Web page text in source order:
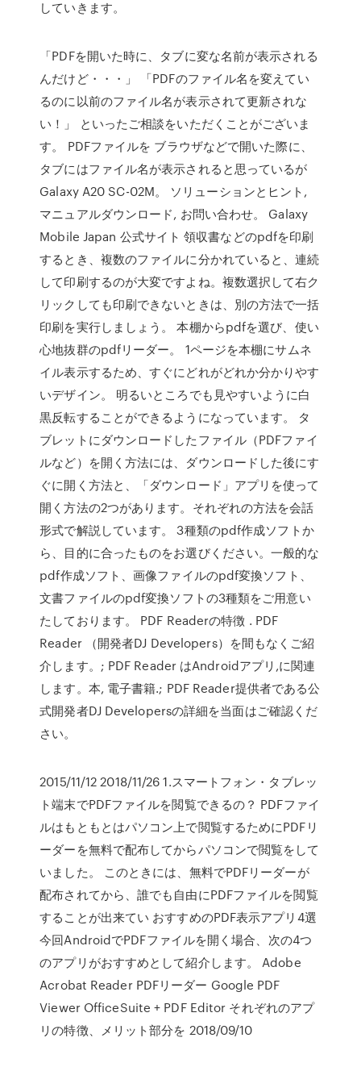
していきます。
「PDFを開いた時に、タブに変な名前が表示される
んだけど・・・」 「PDFのファイル名を変えてい
るのに以前のファイル名が表示されて更新されな
い！」 といったご相談をいただくことがございま
す。 PDFファイルを ブラウザなどで開いた際に、
タブにはファイル名が表示されると思っているが
Galaxy A20 SC-02M。 ソリューションとヒント,
マニュアルダウンロード, お問い合わせ。 Galaxy
Mobile Japan 公式サイト 領収書などのpdfを印刷
するとき、複数のファイルに分かれていると、連続
して印刷するのが大変ですよね。複数選択して右ク
リックしても印刷できないときは、別の方法で一括
印刷を実行しましょう。 本棚からpdfを選び、使い
心地抜群のpdfリーダー。 1ページを本棚にサムネ
イル表示するため、すぐにどれがどれか分かりやす
いデザイン。 明るいところでも見やすいように白
黒反転することができるようになっています。 タ
ブレットにダウンロードしたファイル（PDFファイ
ルなど）を開く方法には、ダウンロードした後にす
ぐに開く方法と、「ダウンロード」アプリを使って
開く方法の2つがあります。それぞれの方法を会話
形式で解説しています。 3種類のpdf作成ソフトか
ら、目的に合ったものをお選びください。一般的な
pdf作成ソフト、画像ファイルのpdf変換ソフト、
文書ファイルのpdf変換ソフトの3種類をご用意い
たしております。 PDF Readerの特徴 . PDF
Reader （開発者DJ Developers）を間もなくご紹
介します。; PDF Reader はAndroidアプリ,に関連
します。本, 電子書籍.; PDF Reader提供者である公
式開発者DJ Developersの詳細を当面はご確認くだ
さい。
2015/11/12 2018/11/26 1.スマートフォン・タブレッ
ト端末でPDFファイルを閲覧できるの？ PDFファイ
ルはもともとはパソコン上で閲覧するためにPDFリ
ーダーを無料で配布してからパソコンで閲覧をして
いました。 このときには、無料でPDFリーダーが
配布されてから、誰でも自由にPDFファイルを閲覧
することが出来てい おすすめのPDF表示アプリ4選
今回AndroidでPDFファイルを開く場合、次の4つ
のアプリがおすすめとして紹介します。 Adobe
Acrobat Reader PDFリーダー Google PDF
Viewer OfficeSuite + PDF Editor それぞれのアプ
リの特徴、メリット部分を 2018/09/10